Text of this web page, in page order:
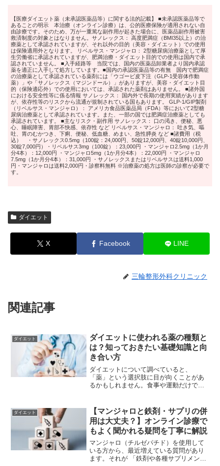
【医療ダイエット薬（未承認医薬品等）に関する法的記載】 ■未承認医薬品等で
あることの明示 本治療（オンライン診療）は、公的医療保険が適用されない自
由診療です。そのため、万が一重篤な副作用が起きた場合に、医薬品副作用被害
救済制度の対象とはなりません。サノレックス： 高度肥満症（BMI35以上）の治
療薬として承認されていますが、それ以外の目的（美容・ダイエット）での使用
は保険適用外となります。 リベルサス・マンジャロ： 2型糖尿病治療薬として厚
生労働省に承認されていますが、肥満治療・ダイエット目的での使用は国内で承
認されていません。 ■入手経路等 当院では、国内の医薬品卸業者より国内承認
薬を適正に入手して処方しています。■国内の承認医薬品等の有無 国内で肥満症
の治療薬として承認されている薬剤には「ウゴービ皮下注（GLP-1受容体作動
薬）」や「サノレックス（マジンドール）」がありますが、美容・ダイエット目
的（保険適応外）での使用においては、承認された薬剤はありません。 ■諸外国
における安全性等に係る情報 サノレックス： 国内外で長期の使用実績があります
が、依存性等のリスクから流通が規制されている国もあります。 GLP-1/GIP製剤
（リベルサス・マンジャロ）： アメリカ食品医薬品局（FDA）等において2型糖
尿病治療薬として承認されています。また、一部の国では肥満症治療薬としても
承認されています。 ■主なリスク・副作用 サノレックス： 口の渇き、便秘、悪
心、睡眠障害、胃部不快感、依存性 など リベルサス・マンジャロ： 吐き気、嘔
吐、胃のむかつき、下痢、便秘、低血糖、めまい、急性膵炎 など ■諸費用（税
込） ・サノレックス0.5mg（100錠：24,000円、50錠12,000円、40錠10,000円、
30錠7,000円）・リベルサス3mg（100錠）：23,000円 ・マンジャロ2.5mg（1か月
分4本）：12,000円 ・マンジャロ5mg（1か月分4本）：22,000円 ・マンジャロ
7.5mg（1か月分4本）：31,000円 ・サノレックスまたはリベルサスは送料1,000
円・マンジャロは送料2,000円・診察料無料 ※治療薬の処方は医師の診察が必要で
す。
ダイエット
X Facebook LINE
三輪整形外科クリニック
関連記事
ダイエット
ダイエットに使われる薬の種類と
は？知っておきたい基礎知識と向
き合い方
ダイエットについて調べていると、
「薬」という選択肢に目が向くことがあ
るかもしれません。食事や運動だけでは
「ダイエットの薬にはどんな種類がある
の？」「安全なのか不安」「自分...
ダイエット
【マンジャロと鉄剤・サプリの併
用は大丈夫？】オンライン診療で
もよく聞かれる疑問を丁寧に解説
マンジャロ（チルゼパチド）を使用して
いる方から、最近増えている質問があり
ます。それが 「鉄剤や各種サプリメント